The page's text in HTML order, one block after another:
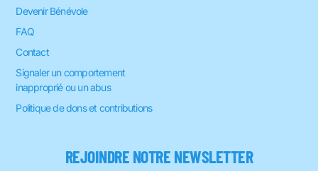
Devenir Bénévole
FAQ
Contact
Signaler un comportement
inapproprié ou un abus
Politique de dons et contributions
REJOINDRE NOTRE NEWSLETTER